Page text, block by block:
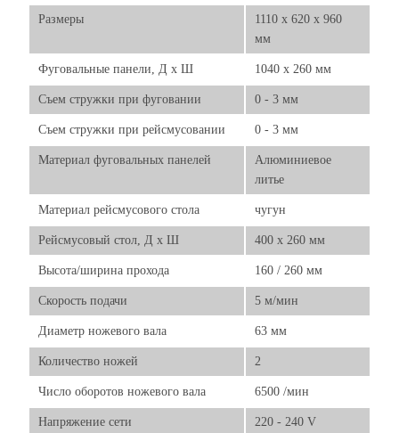
Размеры
1110 x 620 x 960
мм
Фуговальные панели, Д х Ш 1040 x 260 мм
Съем стружки при фуговании 0 - 3 мм
Съем стружки при рейсмусовании 0 - 3 мм
Материал фуговальных панелей
Алюминиевое
литье
Материал рейсмусового стола чугун
Рейсмусовый стол, Д х Ш 400 x 260 мм
Высота/ширина прохода 160 / 260 мм
Скорость подачи 5 м/мин
Диаметр ножевого вала 63 мм
Количество ножей 2
Число оборотов ножевого вала 6500 /мин
Напряжение сети 220 - 240 V